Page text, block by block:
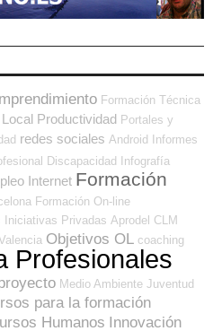
Formación Técnica
Productividad Portales y
redes sociales Android Informes
Discapacidad Infografía
Internet Formación
Formación On-line
Iniciativas Privadas Aprodel CLM
Objetivos OL coaching
Profesionales
Medio Ambiente Juventud
para la formación
Humanos Innovación